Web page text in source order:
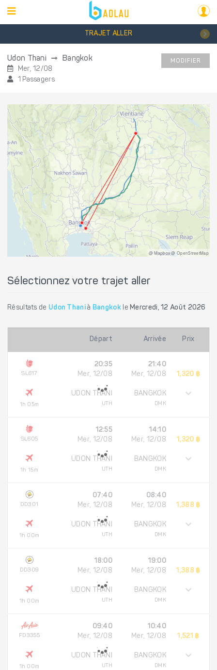
TRAJET ALLER
Udon Thani Bangkok
Mer, 12/08
1 Passagers
MODIFIER
@ Mapbox @ OpenStreetMap
Sélectionnez votre trajet aller
Résultats de Udon Thanià Bangkok le Mercredi, 12 Août 2026
Départ Arrivée Prix
SL617
1h 05m
20:35
Mer, 12/08
UDON THANI
UTH
21:40
Mer, 12/08
BANGKOK
DMK
1,320 ฿
SL605
1h 15m
12:55
Mer, 12/08
UDON THANI
UTH
14:10
Mer, 12/08
BANGKOK
DMK
1,320 ฿
DD301
1h 00m
07:40
Mer, 12/08
UDON THANI
UTH
08:40
Mer, 12/08
BANGKOK
DMK
1,388 ฿
DD309
1h 00m
18:00
Mer, 12/08
UDON THANI
UTH
19:00
Mer, 12/08
BANGKOK
DMK
1,388 ฿
FD3355
1h 00m
09:40
Mer, 12/08
UDON THANI
UTH
10:40
Mer, 12/08
BANGKOK
DMK
1,521 ฿